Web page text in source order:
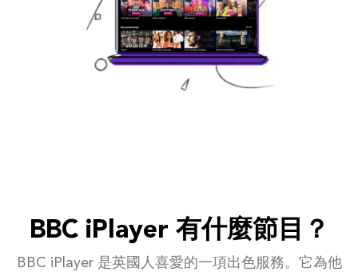
BBC iPlayer 有什麼節目？
BBC iPlayer 是英國人喜愛的一項出色服務。它為他